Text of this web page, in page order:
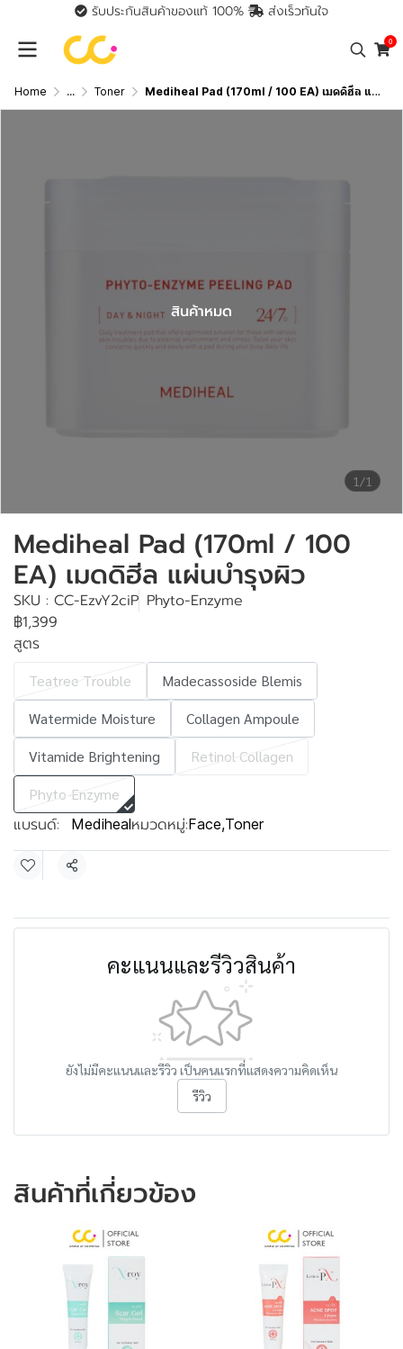
รับประกันสินค้าของแท้ 100% ส่งเร็วทันใจ
0
Home ... Toner Mediheal Pad (170ml / 100 EA) เมดดิฮีล แผ่นบำรุงผิว
1/1
สินค้าหมด
Mediheal Pad (170ml / 100
EA) เมดดิฮีล แผ่นบำรุงผิว
SKU : CC-EzvY2ciP Phyto-Enzyme
฿1,399
สูตร
Teatree Trouble
Madecassoside Blemis
Watermide Moisture
Collagen Ampoule
Vitamide Brightening
Retinol Collagen
Phyto-Enzyme
แบรนด์: Medihealหมวดหมู่:Face,Toner
แชร์
คะแนนและรีวิวสินค้า
ยังไม่มีคะแนนและรีวิว เป็นคนแรกที่แสดงความคิดเห็น
รีวิว
สินค้าที่เกี่ยวข้อง